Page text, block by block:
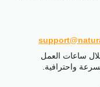
ساعات العمل
واحترافية.